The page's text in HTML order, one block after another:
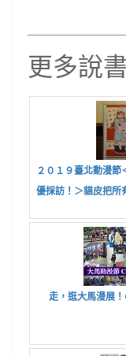
更多說
２０１９臺北動漫
優採訪！＞貓皮把所
走，逛大馬漫展